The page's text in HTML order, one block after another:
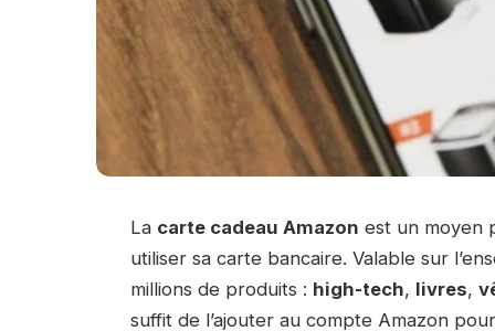
La carte cadeau Amazon est un moyen
utiliser sa carte bancaire. Valable sur
millions de produits : high-tech, livres,
suffit de l’ajouter au compte Amazon